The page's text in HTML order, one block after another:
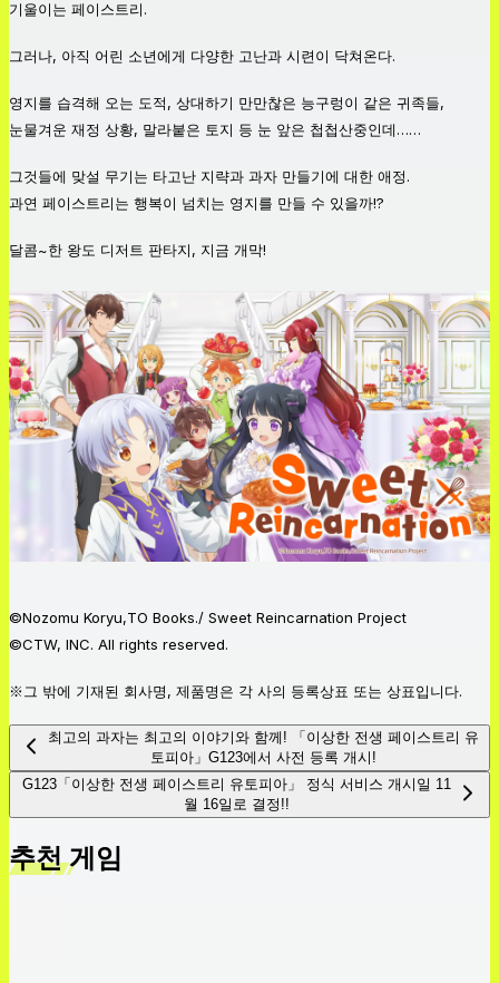
기울이는 페이스트리.
그러나, 아직 어린 소년에게 다양한 고난과 시련이 닥쳐온다.
영지를 습격해 오는 도적, 상대하기 만만찮은 능구렁이 같은 귀족들,
눈물겨운 재정 상황, 말라붙은 토지 등 눈 앞은 첩첩산중인데……
그것들에 맞설 무기는 타고난 지략과 과자 만들기에 대한 애정.
과연 페이스트리는 행복이 넘치는 영지를 만들 수 있을까!?
달콤~한 왕도 디저트 판타지, 지금 개막!
©Nozomu Koryu,TO Books./ Sweet Reincarnation Project
©CTW, INC. All rights reserved.
※그 밖에 기재된 회사명, 제품명은 각 사의 등록상표 또는 상표입니다.
최고의 과자는 최고의 이야기와 함께! 「이상한 전생 페이스트리 유
토피아」G123에서 사전 등록 개시!
G123「이상한 전생 페이스트리 유토피아」 정식 서비스 개시일 11
월 16일로 결정!!
추천 게임